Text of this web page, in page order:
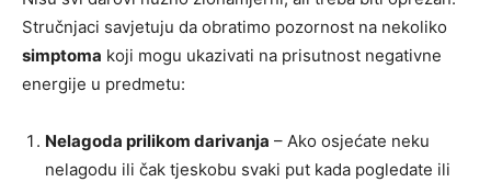
Stručnjaci savjetuju da obratimo pozornost na nekoliko
simptoma koji mogu ukazivati na prisutnost negativne
energije u predmetu:
Nelagoda prilikom darivanja – Ako osjećate neku
nelagodu ili čak tjeskobu svaki put kada pogledate ili